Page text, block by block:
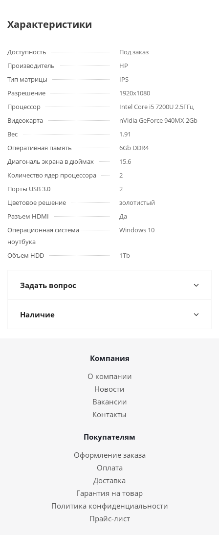
Характеристики
Доступность
Под заказ
Производитель
HP
Тип матрицы
IPS
Разрешение
1920x1080
Процессор
Intel Core i5 7200U 2.5ГГц
Видеокарта
nVidia GeForce 940MX 2Gb
Вес
1.91
Оперативная память
6Gb DDR4
Диагональ экрана в дюймах
15.6
Количество ядер процессора
2
Порты USB 3.0
2
Цветовое решение
золотистый
Разъем HDMI
Да
Операционная система
ноутбука
Windows 10
Объем HDD 1Tb
Задать вопрос
Наличие
Компания
О компании
Новости
Вакансии
Контакты
Покупателям
Оформление заказа
Оплата
Доставка
Гарантия на товар
Политика конфиденциальности
Прайс-лист